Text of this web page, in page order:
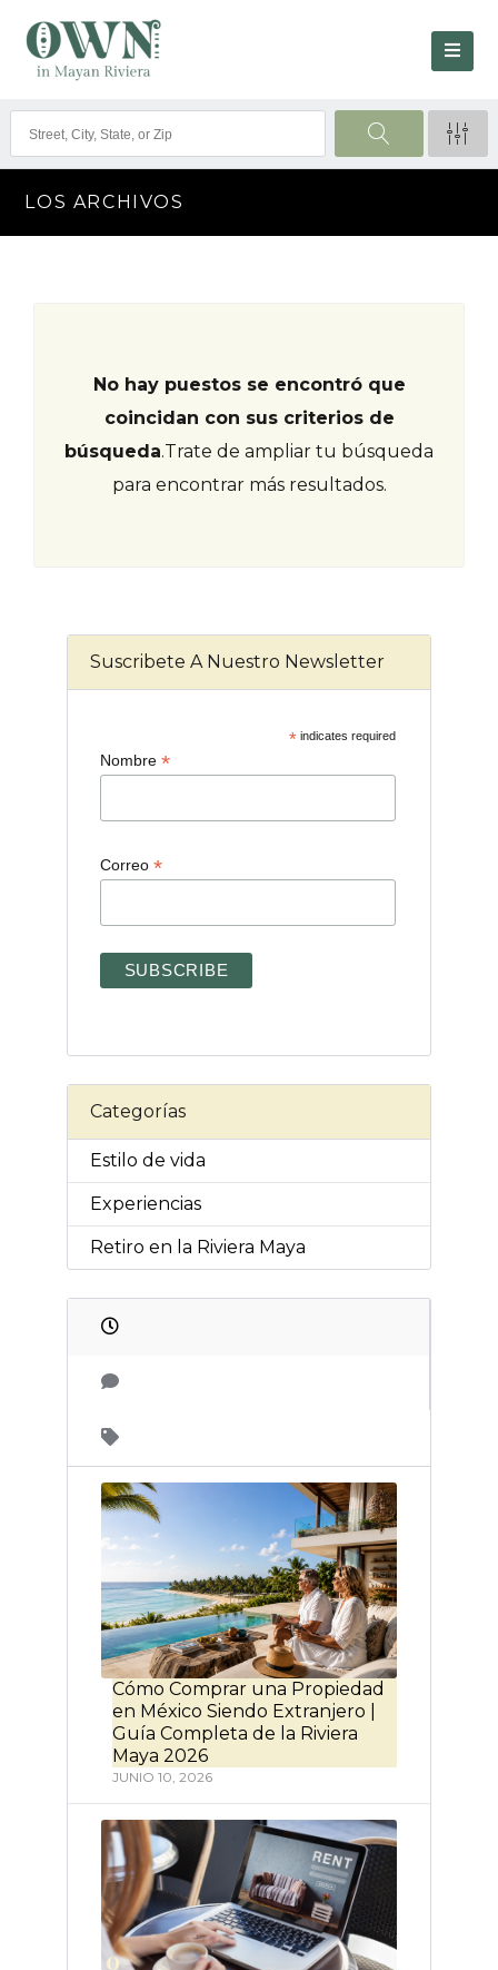
LOS ARCHIVOS
No hay puestos se encontró que
coincidan con sus criterios de
búsqueda.Trate de ampliar tu búsqueda
para encontrar más resultados.
Suscribete A Nuestro Newsletter
*indicates required
Nombre *
Correo *
Categorías
Estilo de vida
Experiencias
Retiro en la Riviera Maya
Cómo Comprar una Propiedad
en México Siendo Extranjero |
Guía Completa de la Riviera
Maya 2026
JUNIO 10, 2026